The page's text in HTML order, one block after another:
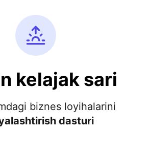
kelajak sari
biznes loyihalarini
dasturi